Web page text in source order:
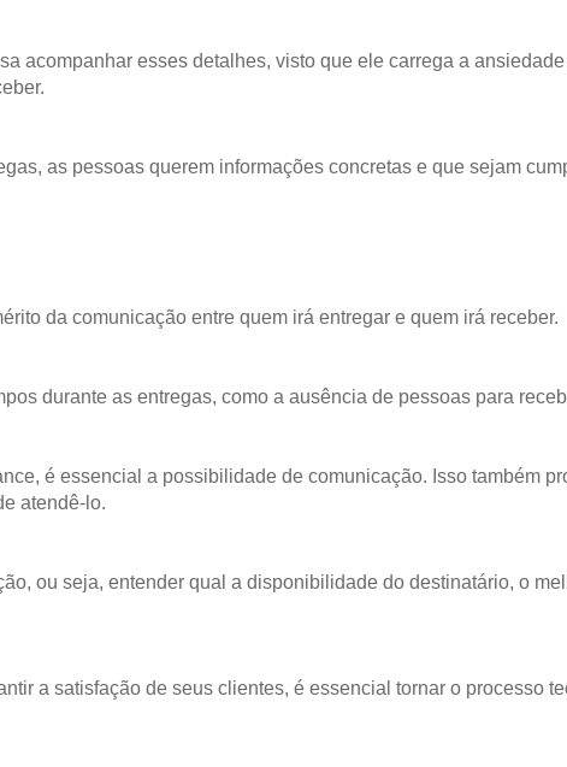
acompanhar esses detalhes, visto que ele carrega a
as pessoas querem informações concretas e que sejam
da comunicação entre quem irá entregar e quem irá receber.
durante as entregas, como a ausência de pessoas para
é essencial a possibilidade de comunicação. Isso também
atendê-lo.
ou seja, entender qual a disponibilidade do destinatário, o
a satisfação de seus clientes, é essencial tornar o processo